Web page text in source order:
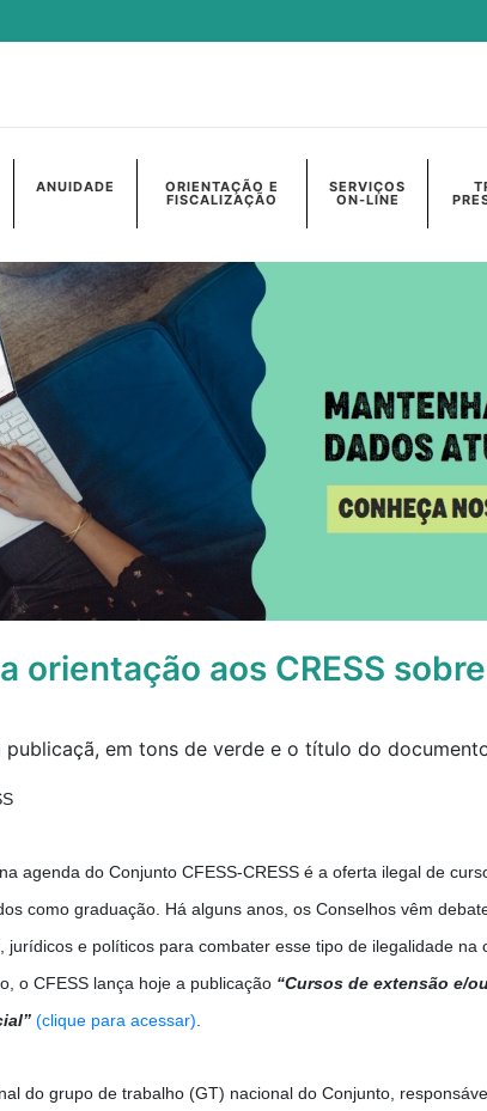
ANUIDADE ORIENTAÇÃO E
FISCALIZAÇÃO
SERVIÇOS
ON-LINE
orientação aos CRESS
agenda do Conjunto CFESS-CRESS é a oferta ilegal de
como graduação. Há alguns anos, os Conselhos vêm
jurídicos e políticos para combater esse tipo de ilegalidade na
o CFESS lança hoje a publicação “Cursos de extensão e/
(clique para acessar).
do grupo de trabalho (GT) nacional do Conjunto,